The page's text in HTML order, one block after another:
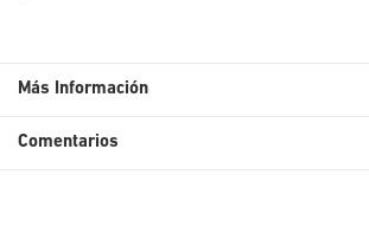
Más Información
Comentarios